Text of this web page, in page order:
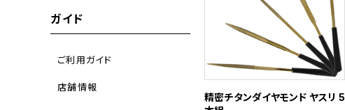
ガイド
ご利用ガイド
店舗情報
精密チタンダイヤモンド ヤスリ 5